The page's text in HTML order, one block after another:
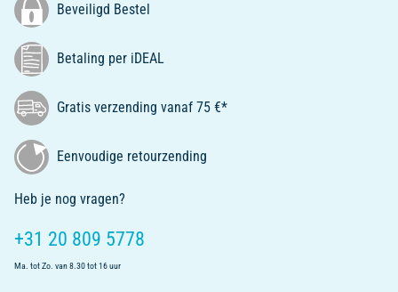
Beveiligd Bestel
Betaling per iDEAL
Gratis verzending vanaf 75 €*
Eenvoudige retourzending
Heb je nog vragen?
+31 20 809 5778
Ma. tot Zo. van 8.30 tot 16 uur